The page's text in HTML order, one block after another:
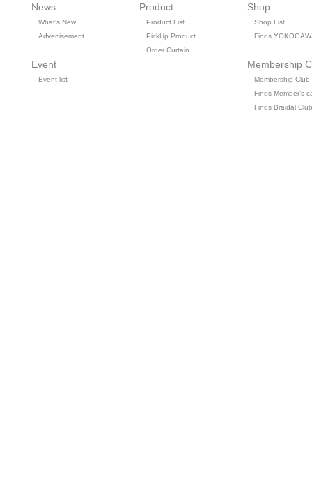
News
What's New
Advertisement
Event
Event list
Product
Product List
PickUp Product
Order Curtain
Shop
Shop List
Finds
Membership
Membership Club
Finds Member's
Finds Braidal Club